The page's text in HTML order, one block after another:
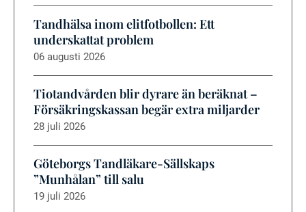
Tandhälsa inom elitfotbollen: Ett
underskattat problem
06 augusti 2026
Tiotandvården blir dyrare än beräknat –
Försäkringskassan begär extra miljarder
28 juli 2026
Göteborgs Tandläkare-Sällskaps
”Munhålan” till salu
19 juli 2026